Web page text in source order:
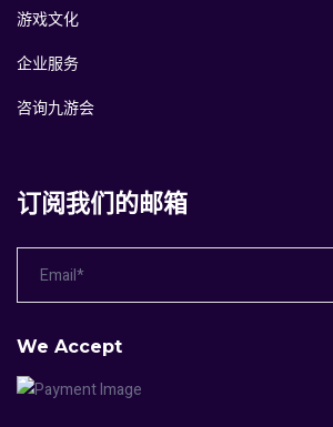
游戏文化
企业服务
咨询九游会
订阅我们的邮箱
We Accept